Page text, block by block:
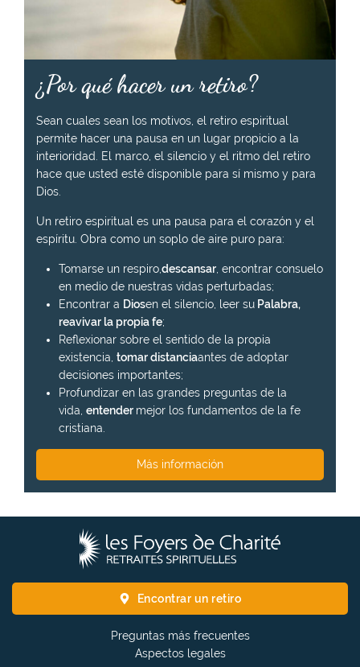
¿Por qué hacer un retiro?
Sean cuales sean los motivos, el retiro espiritual
permite hacer una pausa en un lugar propicio a la
interioridad. El marco, el silencio y el ritmo del retiro
hace que usted esté disponible para sí mismo y para
Dios.
Un retiro espiritual es una pausa para el corazón y el
espíritu. Obra como un soplo de aire puro para:
Tomarse un respiro,descansar , encontrar consuelo
en medio de nuestras vidas perturbadas;
Encontrar a Diosen el silencio, leer su Palabra,
reavivar la propia fe;
Reflexionar sobre el sentido de la propia
existencia, tomar distanciaantes de adoptar
decisiones importantes;
Profundizar en las grandes preguntas de la
vida, entender mejor los fundamentos de la fe
cristiana.
Más información
Encontrar un retiro
Preguntas más frecuentes
Aspectos legales